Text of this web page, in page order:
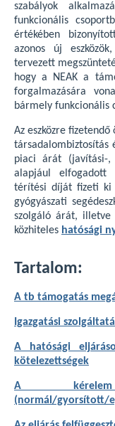
szabályok
funkcionális
értékében
azonos új
tervezett
hogy a NEAK a
forgalmazására
bármely funkcionális
Az eszközre
társadalombiztosítás
piaci árát (javítási-,
alapjául elfogadott
térítési díját fizeti ki
gyógyászati
szolgáló árát,
közhiteles hatósági
Tartalom:
A tb támogatás
Igazgatási
A hatósági
kötelezettségek
A kérelem
(normál/gyorsított/